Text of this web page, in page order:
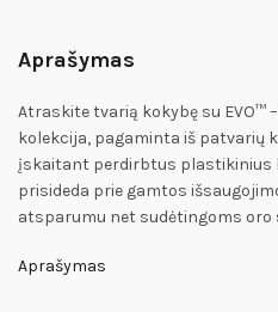
Aprašymas
Atraskite tvarią kokybę su EVO™
kolekcija, pagaminta iš patvarių
įskaitant perdirbtus plastikinius
prisideda prie gamtos
atsparumu net sudėtingoms oro
Aprašymas